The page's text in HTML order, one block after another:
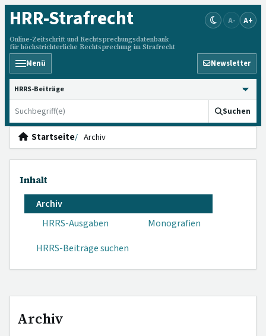
HRR-Strafrecht
Online-Zeitschrift und Rechtsprechungsdatenbank
für höchstrichterliche Rechtsprechung im Strafrecht
A- A+
Menü Newsletter
HRRS durchsuchen
Suchen
Startseite Archiv
Inhalt
Archiv
HRRS-Ausgaben
Monografien
HRRS-Beiträge suchen
Archiv